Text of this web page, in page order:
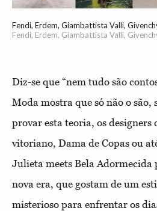
Fendi, Erdem, Giambattista Valli,
Fendi, Erdem, Giambattista Valli,
Diz-se que “nem tudo são
Moda mostra que só não o são,
provar esta teoria, os
vitoriano, Dama de Copas ou
Julieta meets Bela Adormecida
nova era, que gostam de um
misterioso para enfrentar os